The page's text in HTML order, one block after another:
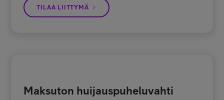
TILAA LIITTYMÄ
Maksuton huijauspuheluvahti